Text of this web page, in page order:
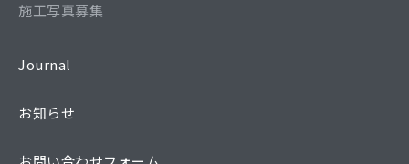
施工写真募集
Journal
お知らせ